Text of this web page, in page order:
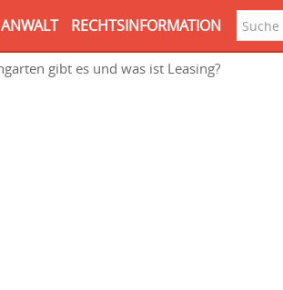
Suche
RECHTSINFORMATION
gibt es und was ist Leasing?